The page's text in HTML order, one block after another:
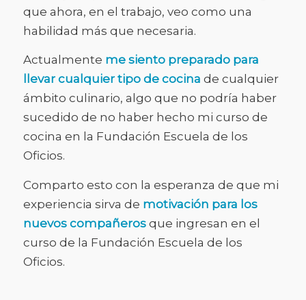
que ahora, en el trabajo, veo como una
habilidad más que necesaria.
Actualmente me siento preparado para
llevar cualquier tipo de cocina de cualquier
ámbito culinario, algo que no podría haber
sucedido de no haber hecho mi curso de
cocina en la Fundación Escuela de los
Oficios.
Comparto esto con la esperanza de que mi
experiencia sirva de motivación para los
nuevos compañerosque ingresan en el
curso de la Fundación Escuela de los
Oficios.